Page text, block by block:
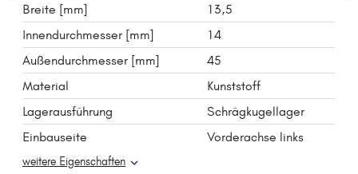
Breite [mm]
13,5
Innendurchmesser [mm]
14
Außendurchmesser [mm]
45
Material
Kunststoff
Lagerausführung
Schrägkugellager
Einbauseite
Vorderachse links
weitere Eigenschaften